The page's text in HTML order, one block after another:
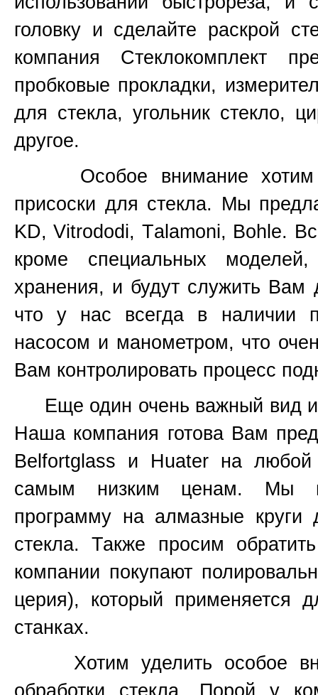
головку и сделайте раскрой
компания Стеклокомплект
пробковые прокладки,
для стекла, угольник стекло,
другое.
Особое внимание хотим
присоски для стекла. Мы
KD, Vitrododi, Talamoni, Bohle.
кроме специальных
хранения, и будут служить Вам
что у нас всегда в наличии
насосом и манометром, что
Вам контролировать процесс
Еще один очень важный вид
Наша компания готова Вам
Belfortglass и Huater на
самым низким ценам. Мы
программу на алмазные круги
стекла. Также просим
компании покупают
церия), который применяется
станках.
Хотим уделить особое
обработки стекла. Порой у